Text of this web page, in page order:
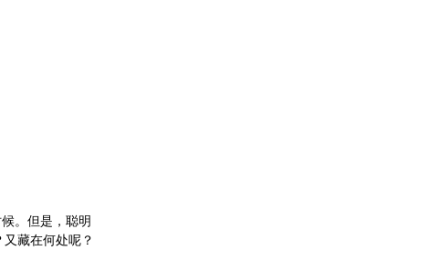
。但是，聪明
藏在何处呢？